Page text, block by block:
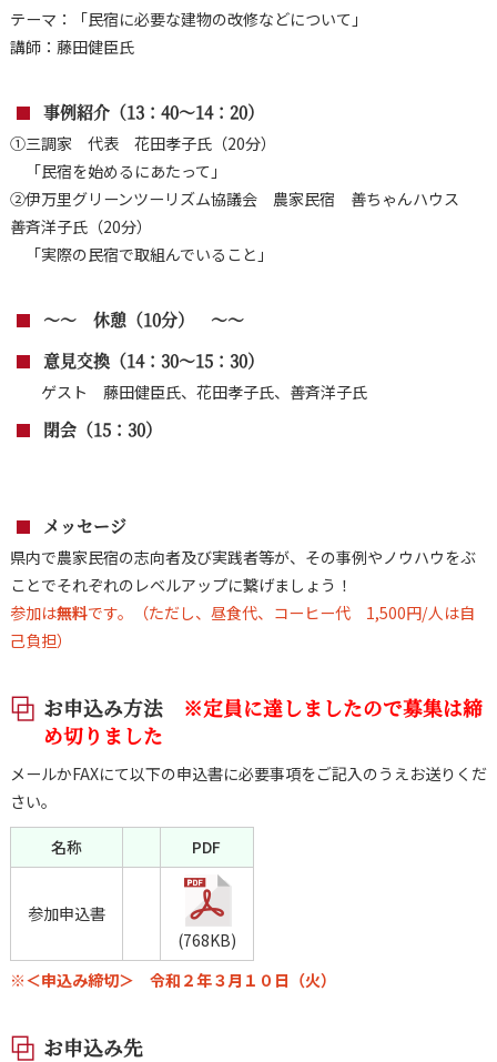
テーマ：「民宿に必要な建物の改修などについて」
講師：藤田健臣氏
事例紹介（13：40～14：20）
①三調家 代表 花田孝子氏（20分）
「民宿を始めるにあたって」
②伊万里グリーンツーリズム協議会 農家民宿 善ちゃんハウス
善斉洋子氏（20分）
「実際の民宿で取組んでいること」
～～ 休憩（10分） ～～
意見交換（14：30～15：30）
ゲスト 藤田健臣氏、花田孝子氏、善斉洋子氏
閉会（15：30）
メッセージ
県内で農家民宿の志向者及び実践者等が、その事例やノウハウをぶ
ことでそれぞれのレベルアップに繋げましょう！
参加は無料です。（ただし、昼食代、コーヒー代 1,500円/人は自
己負担）
お申込み方法 ※定員に達しましたので募集は締
め切りました
メールかFAXにて以下の申込書に必要事項をご記入のうえお送りくだ
さい。
名称 PDF
参加申込書
(768KB)
※＜申込み締切＞ 令和２年３月１０日（火）
お申込み先